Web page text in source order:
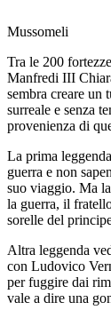
Mussomeli
Tra le 200
Manfredi III
sembra creare un
surreale e senza
provenienza di
La prima
guerra e non
suo viaggio. Ma
la guerra, il
sorelle del
Altra leggenda
con Ludovico
per fuggire dai
vale a dire una